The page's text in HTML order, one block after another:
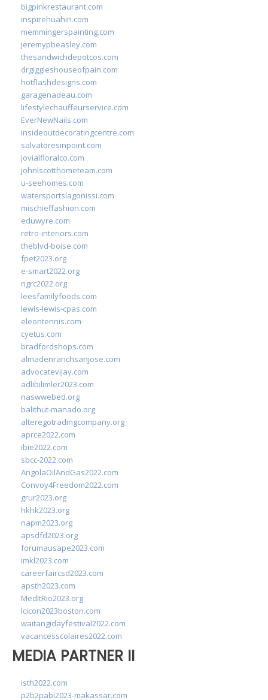
bigpinkrestaurant.com
inspirehuahin.com
memmingerspainting.com
jeremypbeasley.com
thesandwichdepotcos.com
drgiggleshouseofpain.com
hotflashdesigns.com
garagenadeau.com
lifestylechauffeurservice.com
EverNewNails.com
insideoutdecoratingcentre.com
salvatoresinpoint.com
jovialfloralco.com
johnlscotthometeam.com
u-seehomes.com
watersportslagonissi.com
mischieffashion.com
eduwyre.com
retro-interiors.com
theblvd-boise.com
fpet2023.org
e-smart2022.org
ngrc2022.org
leesfamilyfoods.com
lewis-lewis-cpas.com
eleontennis.com
cyetus.com
bradfordshops.com
almadenranchsanjose.com
advocatevijay.com
adlibilimler2023.com
naswwebed.org
balithut-manado.org
alteregotradingcompany.org
aprce2022.com
ibie2022.com
sbcc-2022.com
AngolaOilAndGas2022.com
Convoy4Freedom2022.com
grur2023.org
hkhk2023.org
napm2023.org
apsdfd2023.org
forumausape2023.com
imkl2023.com
careerfaircsd2023.com
apsth2023.com
MedItRio2023.org
lcicon2023boston.com
waitangidayfestival2022.com
vacancesscolaires2022.com
MEDIA PARTNER II
isth2022.com
p2b2pabi2023-makassar.com